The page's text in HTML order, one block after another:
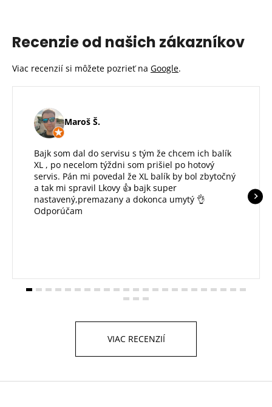
Recenzie od našich zákazníkov
Viac recenzií si môžete pozrieť na Google.
Maroš Š.
Bajk som dal do servisu s tým že chcem ich balík
XL , po necelom týždni som prišiel po hotový
servis. Pán mi povedal že XL balík by bol zbytočný
a tak mi spravil Lkovy 👍 bajk super
nastavený,premazany a dokonca umytý 👌
Odporúčam
VIAC RECENZIÍ
Z